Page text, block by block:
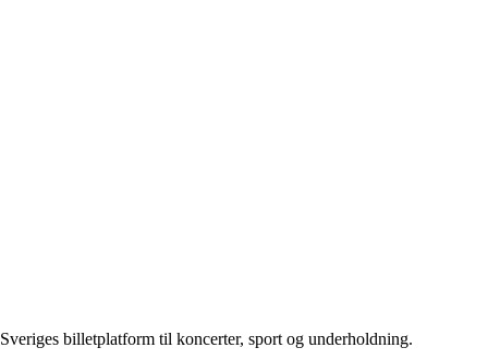
Sveriges billetplatform til koncerter, sport og underholdning.